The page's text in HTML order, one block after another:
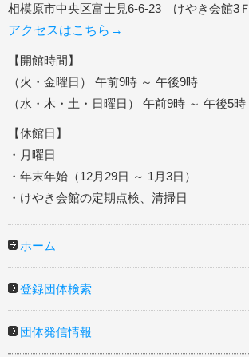
相模原市中央区富士見6-6-23 けやき会館3Ｆ
アクセスはこちら→
【開館時間】
（火・金曜日） 午前9時 ～ 午後9時
（水・木・土・日曜日） 午前9時 ～ 午後5時
【休館日】
・月曜日
・年末年始（12月29日 ～ 1月3日）
・けやき会館の定期点検、清掃日
ホーム
登録団体検索
団体発信情報